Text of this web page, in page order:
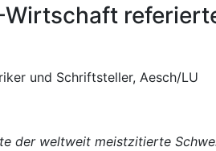
und Schriftsteller, Aesch/LU
der weltweit meistzitierte